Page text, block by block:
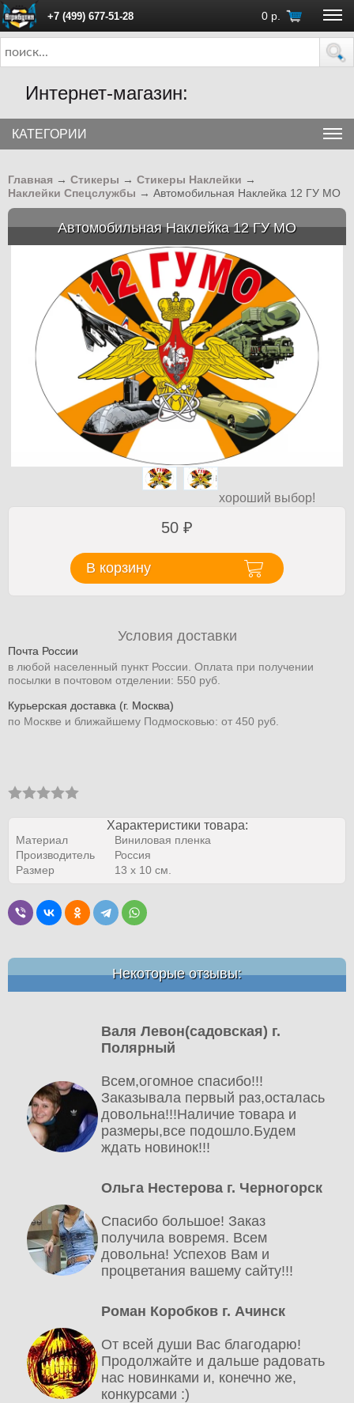
+7 (499) 677-51-28 0 р.
ПН - ПТ с 10:00 до 18:00 (Москва)
Интернет-магазин:
КАТЕГОРИИ
Главная → Стикеры → Стикеры Наклейки →
Наклейки Спецслужбы → Автомобильная Наклейка 12 ГУ МО
Автомобильная Наклейка 12 ГУ МО
хороший выбор!
50 ₽
В корзину
Условия доставки
Почта России
в любой населенный пункт России. Оплата при получении
посылки в почтовом отделении: 550 руб.
Курьерская доставка (г. Москва)
по Москве и ближайшему Подмосковью: от 450 руб.
Характеристики товара:
Материал
Виниловая пленка
Производитель
Россия
Размер
13 x 10 см.
Некоторые отзывы:
Валя Левон(садовская) г.
Полярный
Всем,огомное спасибо!!!
Заказывала первый раз,осталась
довольна!!!Наличие товара и
размеры,все подошло.Будем
ждать новинок!!!
Ольга Нестерова г. Черногорск
Спасибо большое! Заказ
получила вовремя. Всем
довольна! Успехов Вам и
процветания вашему сайту!!!
Роман Коробков г. Ачинск
От всей души Вас благодарю!
Продолжайте и дальше радовать
нас новинками и, конечно же,
конкурсами :)